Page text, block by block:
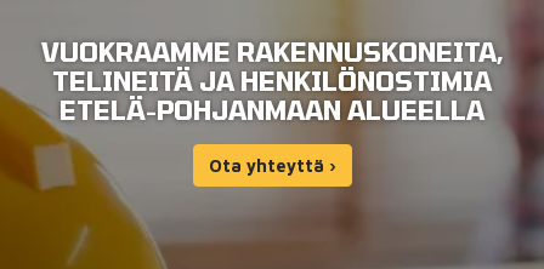
VUOKRAAMME RAKENNUSKONEITA,
TELINEITÄ JA HENKILÖNOSTIMIA
ETELÄ-POHJANMAAN ALUEELLA
Ota yhteyttä ›